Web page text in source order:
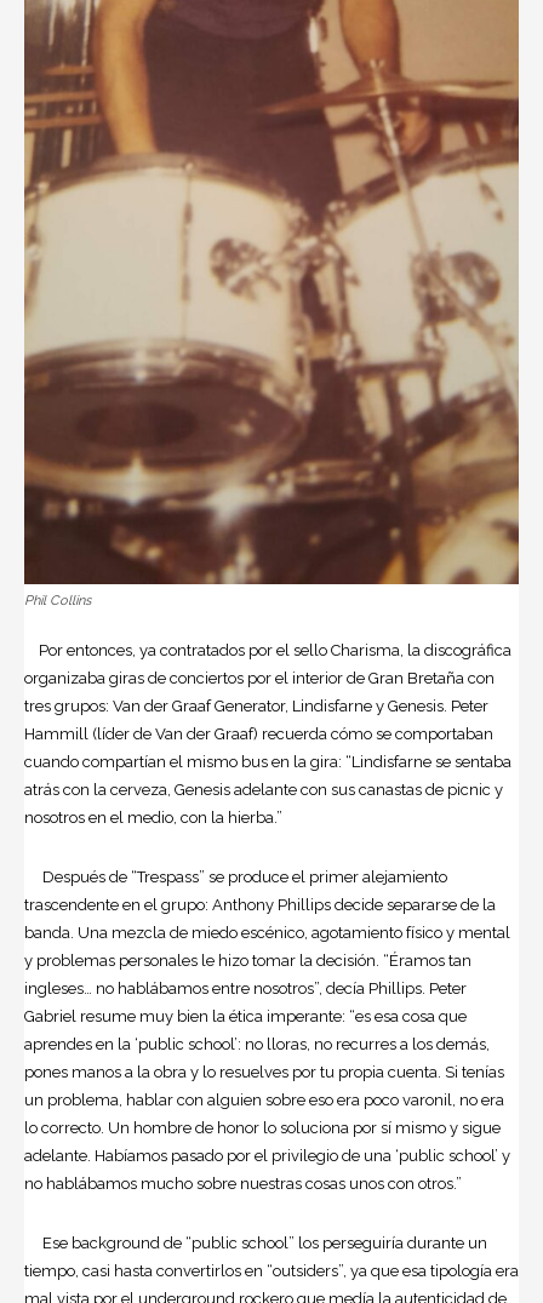
Phil Collins
Por entonces, ya contratados por el sello Charisma, la discográfica
organizaba giras de conciertos por el interior de Gran Bretaña con
tres grupos: Van der Graaf Generator, Lindisfarne y Genesis. Peter
Hammill (líder de Van der Graaf) recuerda cómo se comportaban
cuando compartían el mismo bus en la gira: “Lindisfarne se sentaba
atrás con la cerveza, Genesis adelante con sus canastas de picnic y
nosotros en el medio, con la hierba.”
Después de “Trespass” se produce el primer alejamiento
trascendente en el grupo: Anthony Phillips decide separarse de la
banda. Una mezcla de miedo escénico, agotamiento físico y mental
y problemas personales le hizo tomar la decisión. “Éramos tan
ingleses… no hablábamos entre nosotros”, decía Phillips. Peter
Gabriel resume muy bien la ética imperante: “es esa cosa que
aprendes en la ‘public school’: no lloras, no recurres a los demás,
pones manos a la obra y lo resuelves por tu propia cuenta. Si tenías
un problema, hablar con alguien sobre eso era poco varonil, no era
lo correcto. Un hombre de honor lo soluciona por sí mismo y sigue
adelante. Habíamos pasado por el privilegio de una ‘public school’ y
no hablábamos mucho sobre nuestras cosas unos con otros.”
Ese background de “public school” los perseguiría durante un
tiempo, casi hasta convertirlos en “outsiders”, ya que esa tipología era
mal vista por el underground rockero que medía la autenticidad de